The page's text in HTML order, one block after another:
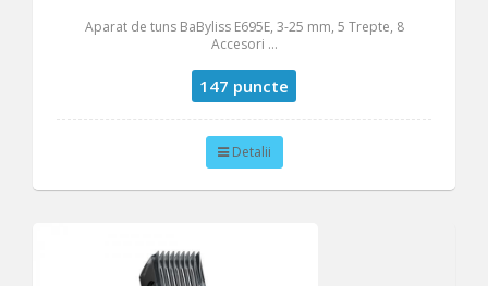
Aparat de tuns BaByliss E695E, 3-25 mm, 5 Trepte, 8
Accesori ...
147 puncte
Detalii